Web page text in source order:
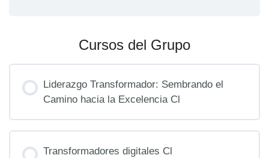
Cursos del Grupo
Liderazgo Transformador: Sembrando el
Camino hacia la Excelencia Cl
0% COMPLETO 0/0 pasos
Transformadores digitales Cl